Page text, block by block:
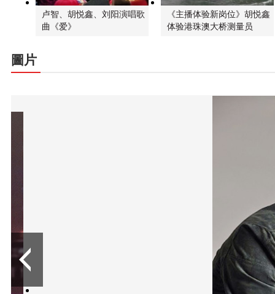
卢智、胡悦鑫、刘阳演唱歌
曲《爱》
《主播体验新岗位》胡悦鑫
体验港珠澳大桥测量员
圖片